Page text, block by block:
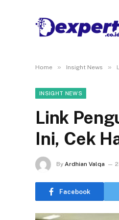
Home » Insight News »
INSIGHT NEWS
Link
Ini, Cek
By Ardhian Valqa
Facebook